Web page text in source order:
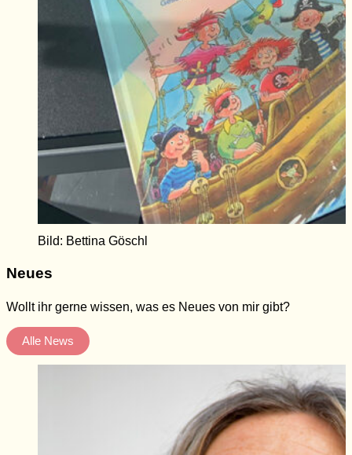
Bild: Bettina Göschl
Neues
Wollt ihr gerne wissen, was es Neues von mir gibt?
Alle News